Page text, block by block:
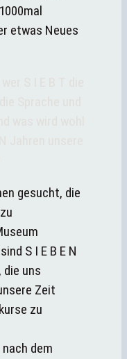
etwas Neues
gesucht, die
S I E B E N
uns
Zeit
zu
dem